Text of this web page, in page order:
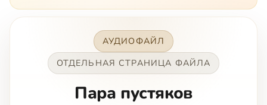
АУДИОФАЙЛ
ОТДЕЛЬНАЯ СТРАНИЦА ФАЙЛА
Пара пустяков